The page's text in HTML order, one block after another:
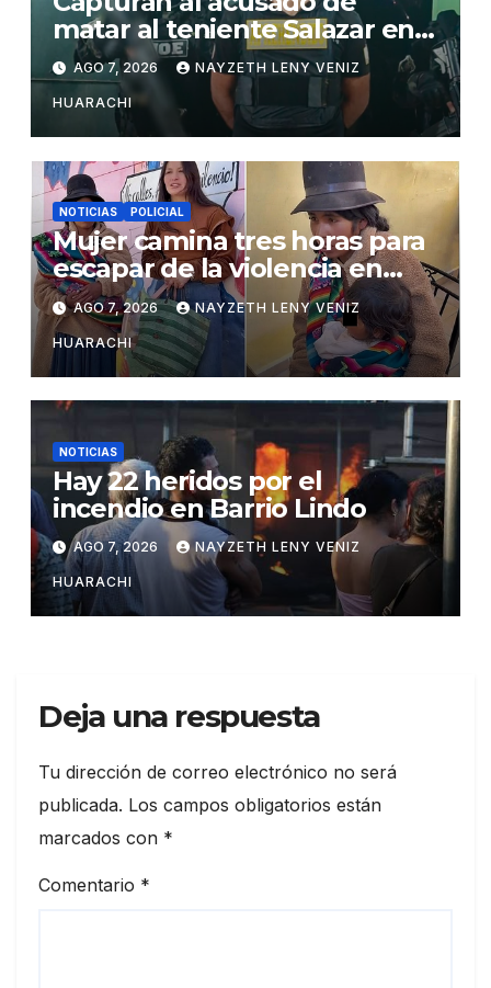
matar al teniente Salazar en
San Matías
AGO 7, 2026 NAYZETH LENY VENIZ
HUARACHI
NOTICIAS POLICIAL
Mujer camina tres horas para
escapar de la violencia en
Potosí
AGO 7, 2026 NAYZETH LENY VENIZ
HUARACHI
NOTICIAS
Hay 22 heridos por el
incendio en Barrio Lindo
AGO 7, 2026 NAYZETH LENY VENIZ
HUARACHI
Deja una respuesta
Tu dirección de correo electrónico no será
publicada. Los campos obligatorios están
marcados con *
Comentario *